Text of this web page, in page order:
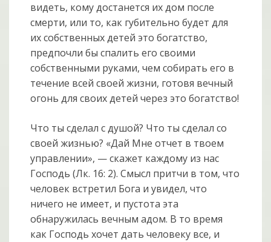
видеть, кому достанется их дом после
смерти, или то, как губительно будет для
их собственных детей это богатство,
предпочли бы спалить его своими
собственными руками, чем собирать его в
течение всей своей жизни, готовя вечный
огонь для своих детей через это богатство!
Что ты сделал с душой? Что ты сделал со
своей жизнью? «Дай Мне отчет в твоем
управлении», — скажет каждому из нас
Господь (Лк. 16: 2). Смысл притчи в том, что
человек встретил Бога и увидел, что
ничего не имеет, и пустота эта
обнаружилась вечным адом. В то время
как Господь хочет дать человеку все, и